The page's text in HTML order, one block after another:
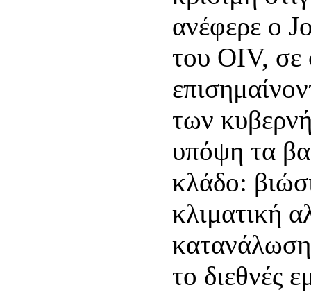
ανέφερε ο
του OIV, σε
των
υπόψη τα
κλάδο:
κλιματική
το διεθνές